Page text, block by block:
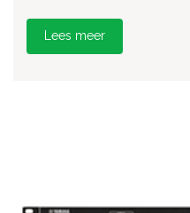
Lees meer